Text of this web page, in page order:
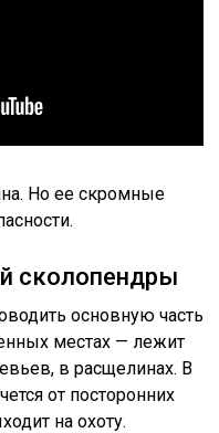
Но ее скромные
сколопендры
основную часть
местах — лежит
в расщелинах. В
от посторонних
на охоту.